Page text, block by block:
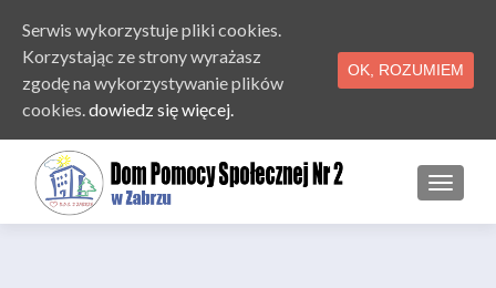
Serwis wykorzystuje pliki cookies.
Korzystając ze strony wyrażasz
zgodę na wykorzystywanie plików
cookies.dowiedz się więcej.
OK, ROZUMIEM